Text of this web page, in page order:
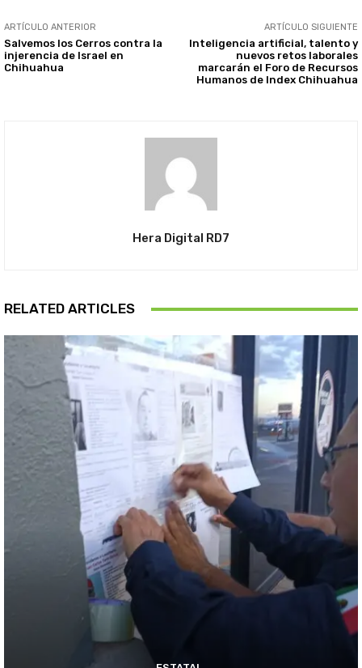
ARTÍCULO ANTERIOR
Salvemos los Cerros contra la
injerencia de Israel en
Chihuahua
ARTÍCULO SIGUIENTE
Inteligencia artificial, talento y
nuevos retos laborales
marcarán el Foro de Recursos
Humanos de Index Chihuahua
Hera Digital RD7
RELATED ARTICLES